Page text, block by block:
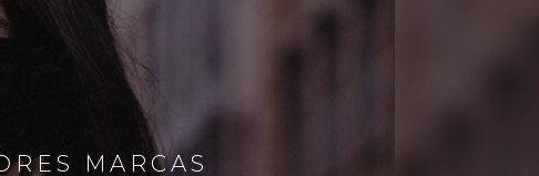
MARCAS